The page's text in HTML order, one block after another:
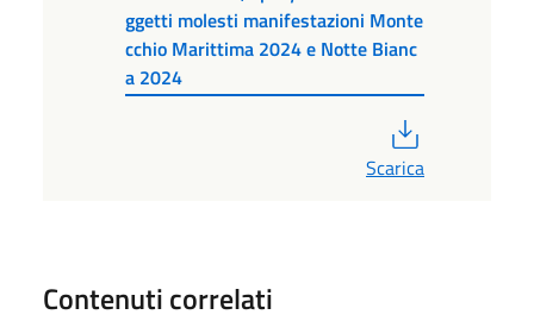
ggetti molesti manifestazioni Monte
cchio Marittima 2024 e Notte Bianc
a 2024
Scarica
Contenuti correlati